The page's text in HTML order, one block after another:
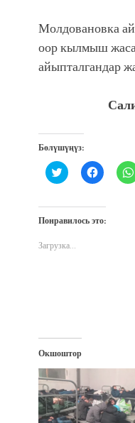
Молдовановка
оор кылмыш
айыпталгандар
Бөлүшүңүз:
Нажмите,
чтобы
Twitter
(Открывается
в
окне)
чтобы
Facebook
в
Понравилось это:
Загрузка...
Окшоштор